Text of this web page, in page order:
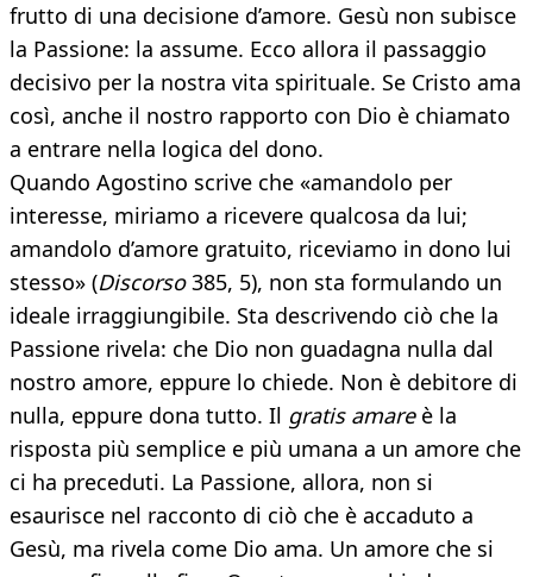
frutto di una decisione d’amore. Gesù non subisce
la Passione: la assume. Ecco allora il passaggio
decisivo per la nostra vita spirituale. Se Cristo ama
così, anche il nostro rapporto con Dio è chiamato
a entrare nella logica del dono.
Quando Agostino scrive che «amandolo per
interesse, miriamo a ricevere qualcosa da lui;
amandolo d’amore gratuito, riceviamo in dono lui
stesso» (Discorso385, 5), non sta formulando un
ideale irraggiungibile. Sta descrivendo ciò che la
Passione rivela: che Dio non guadagna nulla dal
nostro amore, eppure lo chiede. Non è debitore di
nulla, eppure dona tutto. Il gratis amareè la
risposta più semplice e più umana a un amore che
ci ha preceduti. La Passione, allora, non si
esaurisce nel racconto di ciò che è accaduto a
Gesù, ma rivela come Dio ama. Un amore che si